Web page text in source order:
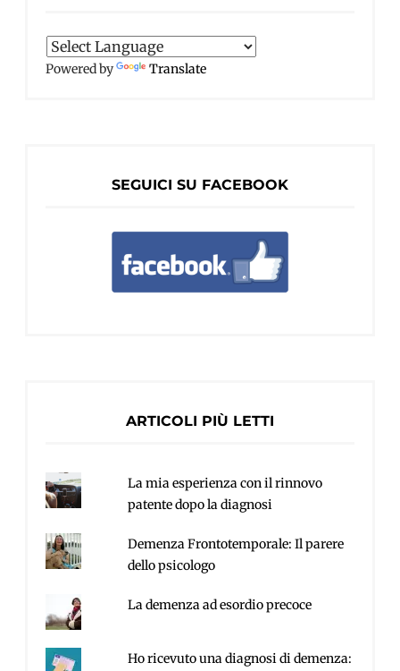
Powered by Translate
SEGUICI SU FACEBOOK
ARTICOLI PIÙ LETTI
La mia esperienza con il rinnovo
patente dopo la diagnosi
Demenza Frontotemporale: Il parere
dello psicologo
La demenza ad esordio precoce
Ho ricevuto una diagnosi di demenza: